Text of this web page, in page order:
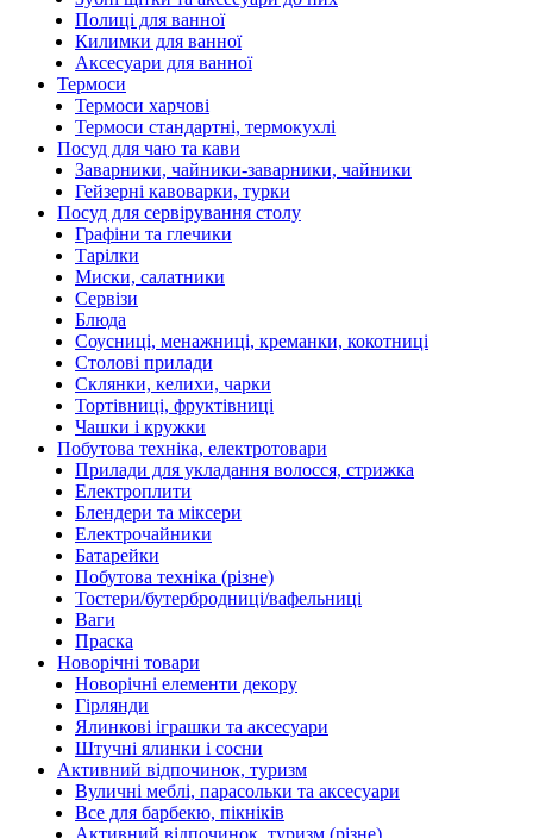
Полиці для ванної
Килимки для ванної
Аксесуари для ванної
Термоси
Термоси харчові
Термоси стандартні, термокухлі
Посуд для чаю та кави
Заварники, чайники-заварники, чайники
Гейзерні кавоварки, турки
Посуд для сервірування столу
Графіни та глечики
Тарілки
Миски, салатники
Сервізи
Блюда
Соусниці, менажниці, креманки, кокотниці
Столові прилади
Склянки, келихи, чарки
Тортівниці, фруктівниці
Чашки і кружки
Побутова техніка, електротовари
Прилади для укладання волосся, стрижка
Електроплити
Блендери та міксери
Електрочайники
Батарейки
Побутова техніка (різне)
Тостери/бутербродниці/вафельниці
Ваги
Праска
Новорічні товари
Новорічні елементи декору
Гірлянди
Ялинкові іграшки та аксесуари
Штучні ялинки і сосни
Активний відпочинок, туризм
Вуличні меблі, парасольки та аксесуари
Все для барбекю, пікніків
Активний відпочинок, туризм (різне)